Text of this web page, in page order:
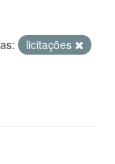
licitações